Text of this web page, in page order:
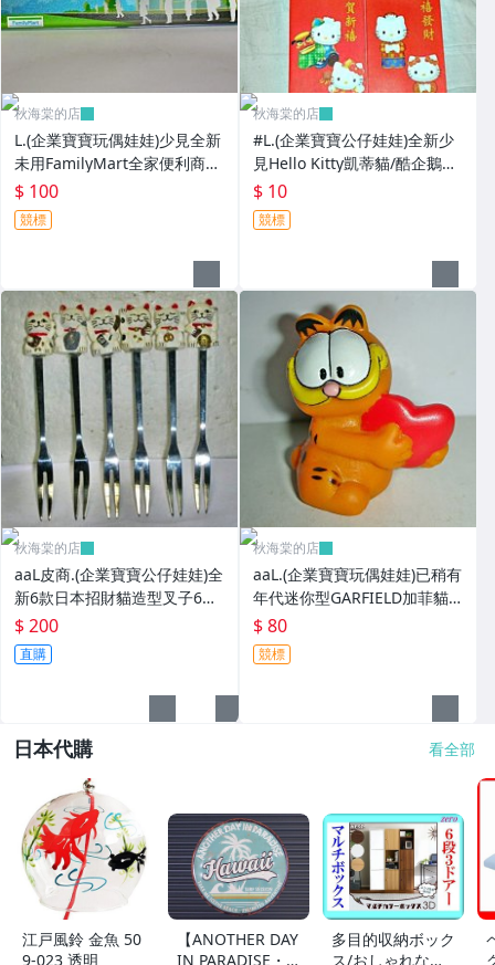
秋海棠的店
L.(企業寶寶玩偶娃娃)少見全新
未用FamilyMart全家便利商店
鐵質筆盒!--值得擁有!
$ 100
競標
秋海棠的店
#L.(企業寶寶公仔娃娃)全新少
見Hello Kitty凱蒂貓/酷企鵝造
型紅包袋5個一套誠泰銀行所
贈!
$ 10
競標
秋海棠的店
aaL皮商.(企業寶寶公仔娃娃)全
新6款日本招財貓造型叉子6
入!!--造型都不一樣值得收藏!!/
大4/-P
$ 200
直購
秋海棠的店
aaL.(企業寶寶玩偶娃娃)已稍有
年代迷你型GARFIELD加菲貓
拿紅色心型造型公仔!--保存良
好值得收藏!/6房樂箱1
$ 80
競標
日本代購 看全部
江戸風鈴 金魚 50
9-023 透明
【ANOTHER DAY
IN PARADISE・
多目的収納ボック
ス/おしゃれなマ